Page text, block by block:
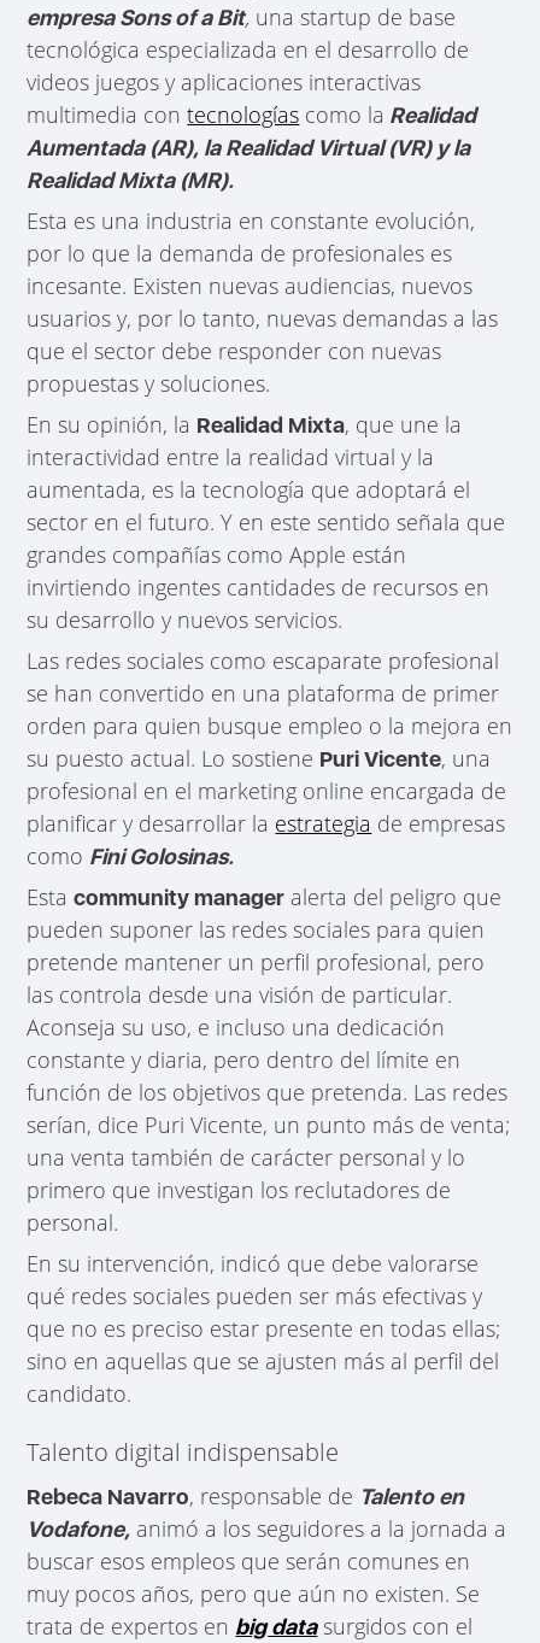
empresa Sons of a Bit, una startup de base
tecnológica especializada en el desarrollo de
videos juegos y aplicaciones interactivas
multimedia contecnologías como la Realidad
Aumentada (AR), la Realidad Virtual (VR) y la
Realidad Mixta (MR).
Esta es una industria en constante evolución,
por lo que la demanda de profesionales es
incesante. Existen nuevas audiencias, nuevos
usuarios y, por lo tanto, nuevas demandas a las
que el sector debe responder con nuevas
propuestas y soluciones.
En su opinión, la Realidad Mixta, que une la
interactividad entre la realidad virtual y la
aumentada, es la tecnología que adoptará el
sector en el futuro. Y en este sentido señala que
grandes compañías como Apple están
invirtiendo ingentes cantidades de recursos en
su desarrollo y nuevos servicios.
Las redes sociales como escaparate profesional
se han convertido en una plataforma de primer
orden para quien busque empleo o la mejora en
su puesto actual. Lo sostiene Puri Vicente, una
profesional en el marketing online encargada de
planificar y desarrollar la estrategia de empresas
como Fini Golosinas.
Estacommunity manager alerta del peligro que
pueden suponer las redes sociales para quien
pretende mantener un perfil profesional, pero
las controla desde una visión de particular.
Aconseja su uso, e incluso una dedicación
constante y diaria, pero dentro del límite en
función de los objetivos que pretenda. Las redes
serían, dice Puri Vicente, un punto más de venta;
una venta también de carácter personal y lo
primero que investigan los reclutadores de
personal.
En su intervención, indicó que debe valorarse
qué redes sociales pueden ser más efectivas y
que no es preciso estar presente en todas ellas;
sino en aquellas que se ajusten más al perfil del
candidato.
Talento digital indispensable
Rebeca Navarro, responsable de Talento en
Vodafone, animó a los seguidores a la jornada a
buscar esos empleos que serán comunes en
muy pocos años, pero que aún no existen. Se
trata de expertos en big datasurgidos con el